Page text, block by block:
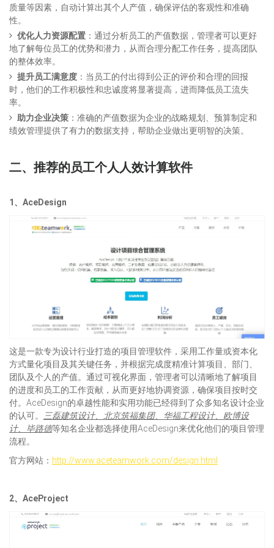
质量等因素，自动计算出其个人产值，确保评估的客观性和准确
性。
优化人力资源配置 ：通过分析员工的产值数据，管理者可以更好
地了解每位员工的优势和潜力，从而合理分配工作任务，提高团队
的整体效率。
提升员工满意度 ：当员工的付出得到公正的评价和合理的回报
时，他们的工作积极性和忠诚度将显著提高，进而降低员工流失
率。
助力企业决策 ：准确的产值数据为企业的战略规划、预算制定和
绩效管理提供了有力的数据支持，帮助企业做出更明智的决策。
二、推荐的员工个人人效计算软件
1、AceDesign
这是一款专为设计行业打造的项目管理软件，采用工作量或资本化
方式量化项目及其关键任务，并根据完成度精准计算项目、部门、
团队及个人的产值。通过可视化界面，管理者可以清晰地了解项目
的进度和员工的工作贡献，从而更好地协调资源，确保项目按时交
付。AceDesign的卓越性能和实用功能已经得到了众多知名设计企业
的认可。
三磊建筑设计、北京筑福集团、华福工程设计、欧博设
计、毕路德等知名企业都选择使用AceDesign来优化他们的项目管理
流程。
官方网站： http://www.aceteamwork.com/design.html
2、AceProject